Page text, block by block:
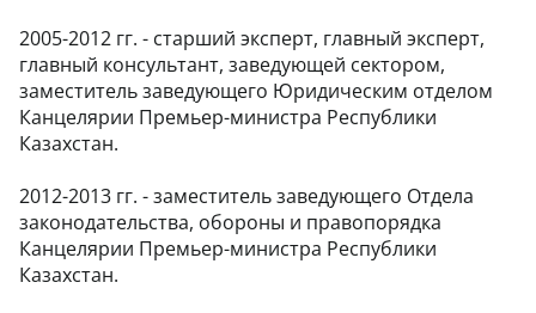
2005-2012 гг. - старший эксперт, главный эксперт,
главный консультант, заведующей сектором,
заместитель заведующего Юридическим отделом
Канцелярии Премьер-министра Республики
Казахстан.
2012-2013 гг. - заместитель заведующего Отдела
законодательства, обороны и правопорядка
Канцелярии Премьер-министра Республики
Казахстан.